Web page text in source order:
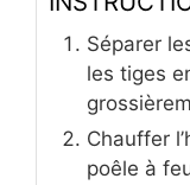
Séparer
les tiges
Chauffer
poêle à